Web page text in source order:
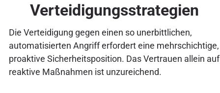
Verteidigungsstrategien
Die Verteidigung gegen einen so unerbittlichen,
automatisierten Angriff erfordert eine mehrschichtige,
proaktive Sicherheitsposition. Das Vertrauen allein auf
reaktive Maßnahmen ist unzureichend.